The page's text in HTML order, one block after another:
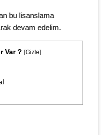
bu lisanslama
devam edelim.
Var ? [Gizle]